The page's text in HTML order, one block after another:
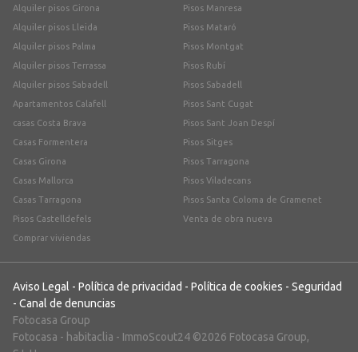
Alquiler pisos Girona
Alquiler pisos Lleida
Alquiler pisos Palma
Alquiler pisos Terrassa
Alquiler pisos Sabadell
Apartamentos Calafell
casas Costa Brava
Casas Formentera
Casas Girona
Casas Mallorca
Casas Tarragona
Pisos Castelldefels
Comprar viviendas
Pisos Manresa
Pisos Mataró
Pisos Montgat
Pisos Rubí
Pisos Sabadell
Pisos Sant Cugat
Pisos Sant Joan Despí
Pisos Sitges
Pisos Tarragona
Pisos Viladecans
Pisos Santa Coloma de Gramenet
Venta de obra nueva
Aviso Legal - Política de privacidad - Política de cookies - Seguridad
- Canal de denuncias
Fotocasa Group
Fotocasa - habitaclia - ImmoScout24 ©2026 Fotocasa Group,